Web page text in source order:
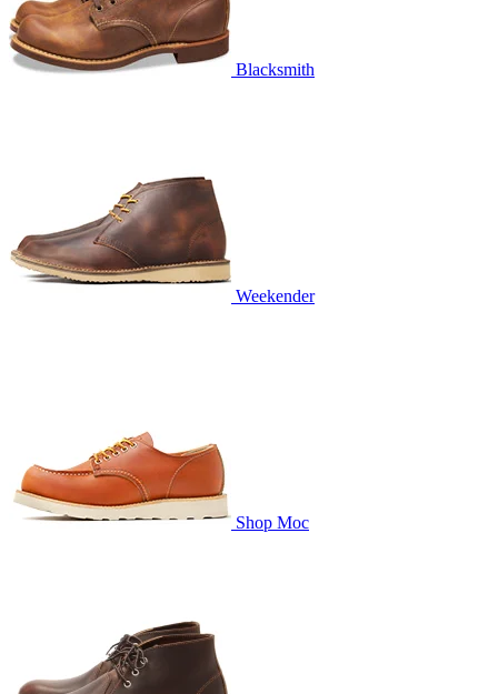
Blacksmith
Weekender
Shop Moc